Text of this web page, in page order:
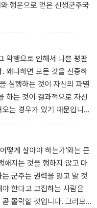
행운으로 얻은 신생군주국
악행으로 인해서 나쁜 평판
왜냐하면 모든 것을 신중하
실행하는 것이 자신의 파멸
하는 것이 결과적으로 자신
는 경우가 있기 때문입니
거나 비난받는 행동들> 중
떻게 살아야 하는가’와는 큰
해지는 것을 행하지 않고 마
군주는 권력을 잃고 말 것
한다고 고집하는 사람은
몰락할 것입니다. 그러므